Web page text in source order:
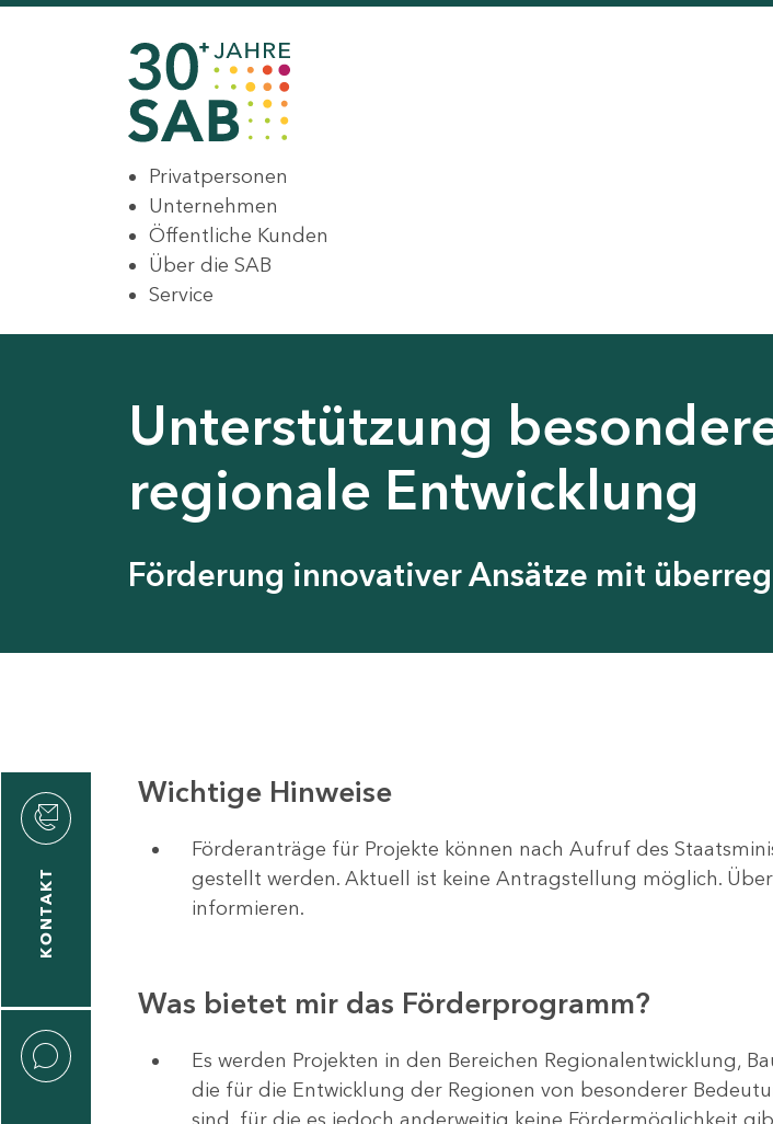
Privatpersonen
Unternehmen
Öffentliche Kunden
Über die SAB
Service
Unterstützung
regionale Entwicklung
Förderung innovativer Ansätze mit
KONTAKT
Wichtige Hinweise
Förderanträge für Projekte können nach Aufruf des
gestellt werden. Aktuell ist keine Antragstellung möglich.
informieren.
Was bietet mir das Förderprogramm?
Es werden Projekten in den Bereichen Regionalentwicklung,
die für die Entwicklung der Regionen von besonderer
sind, für die es jedoch anderweitig keine Fördermöglichkeit